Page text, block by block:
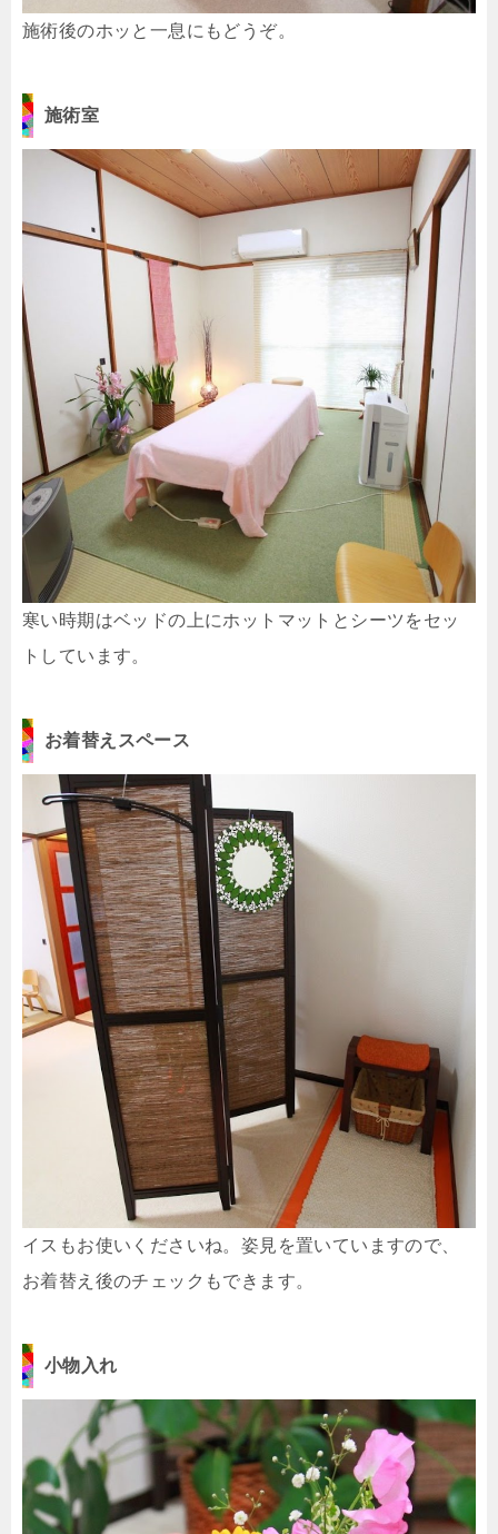
施術後のホッと一息にもどうぞ。
施術室
寒い時期はベッドの上にホットマットとシーツをセッ
トしています。
お着替えスペース
イスもお使いくださいね。姿見を置いていますので、
お着替え後のチェックもできます。
小物入れ